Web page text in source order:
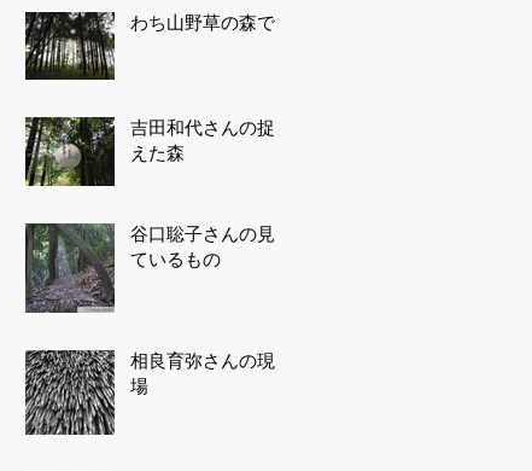
わち山野草の森で
吉田和代さんの捉
えた森
谷口聡子さんの見
ているもの
相良育弥さんの現
場